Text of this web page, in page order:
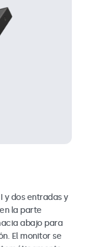
y dos entradas y
la parte
abajo para
El monitor se